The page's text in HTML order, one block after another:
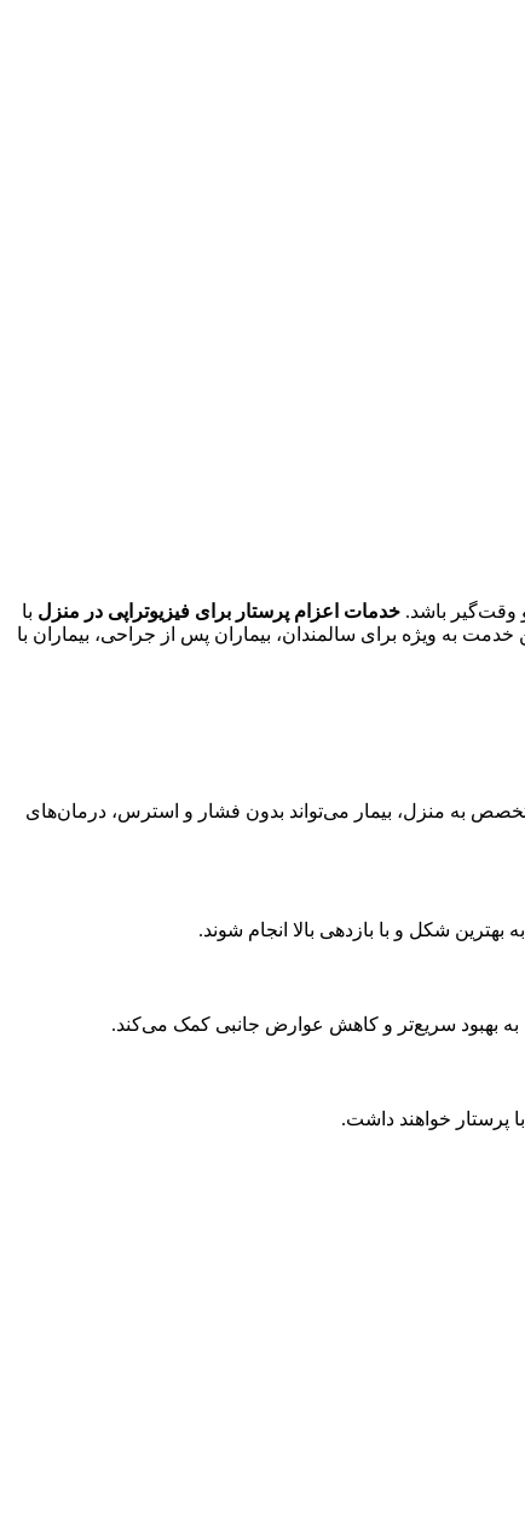
وقت‌گیر باشد. خدمات اعزام پرستار برای فیزیوتراپی در منزل با
به ویژه برای سالمندان، بیماران پس از جراحی، بیماران با
به منزل، بیمار می‌تواند بدون فشار و استرس، درمان‌های
شکل و با بازدهی بالا انجام شوند.
به بهبود سریع‌تر و کاهش عوارض جانبی کمک می‌کند.
پرستار خواهند داشت.